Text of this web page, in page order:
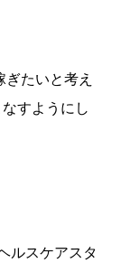
ぎたいと考え
すようにし
ルスケアスタ